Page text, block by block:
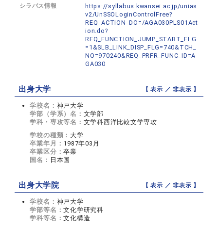
シラバス情報
https://syllabus.kwansei.ac.jp/unias
v2/UnSSOLoginControlFree?
REQ_ACTION_DO=/AGA030PLS01Act
ion.do?
REQ_FUNCTION_JUMP_START_FLG
=1&SLB_LINK_DISP_FLG=740&TCH_
NO=970240&REQ_PRFR_FUNC_ID=A
GA030
出身大学 【 表示 ／非表示 】
学校名： 神戸大学
学部（学系）名： 文学部
学科・専攻等名： 文学科西洋比較文学専攻
学校の種類： 大学
卒業年月： 1987年03月
卒業区分：卒業
国名： 日本国
出身大学院 【 表示 ／非表示 】
学校名： 神戸大学
学部等名：文化学研究科
学科等名：文化構造